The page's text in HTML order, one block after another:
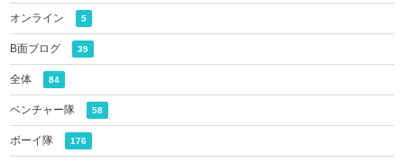
オンライン 5
B面ブログ 39
全体 84
ベンチャー隊 58
ボーイ隊 176